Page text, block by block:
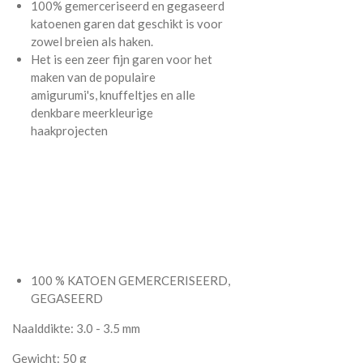
100% gemerceriseerd en gegaseerd
katoenen garen dat geschikt is voor
zowel breien als haken.
Het is een zeer fijn garen voor het
maken van de populaire
amigurumi's, knuffeltjes en alle
denkbare meerkleurige
haakprojecten
100 % KATOEN GEMERCERISEERD,
GEGASEERD
Naalddikte: 3.0 - 3.5 mm
Gewicht: 50 g